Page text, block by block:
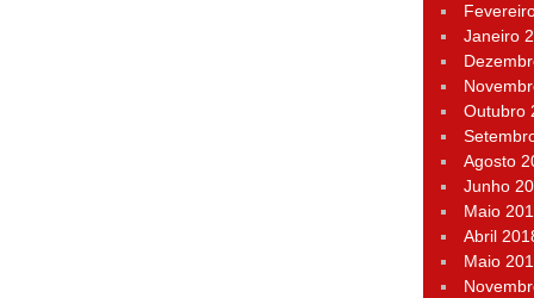
Janeiro
Outubro
Agosto
Junho
Maio
Abril
Maio